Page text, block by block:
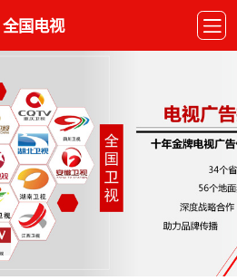
全国电视